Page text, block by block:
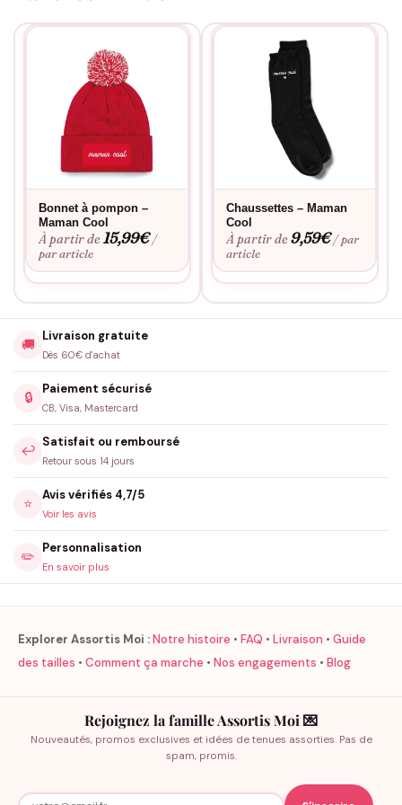
Bonnet à pompon –
Maman Cool
À partir de15,99€ /
par article
Chaussettes – Maman
Cool
À partir de9,59€ / par
article
🚚
Livraison gratuite
Dès 60€ d'achat
🔒
Paiement sécurisé
CB, Visa, Mastercard
↩️
Satisfait ou remboursé
Retour sous 14 jours
⭐
Avis vérifiés 4,7/5
Voir les avis
✏️
Personnalisation
En savoir plus
Explorer Assortis Moi :Notre histoire • FAQ • Livraison • Guide
des tailles • Comment ça marche • Nos engagements • Blog
Rejoignez la famille Assortis Moi 💌
Nouveautés, promos exclusives et idées de tenues assorties. Pas de
spam, promis.